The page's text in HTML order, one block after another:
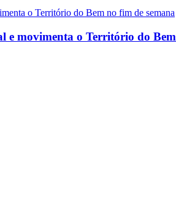
e movimenta o Território do